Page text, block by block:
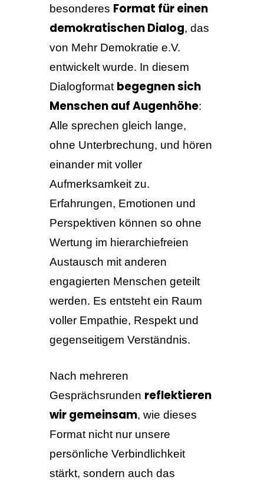
besonderes Format für einen
demokratischen Dialog, das
von Mehr Demokratie e.V.
entwickelt wurde. In diesem
Dialogformat begegnen sich
Menschen auf Augenhöhe:
Alle sprechen gleich lange,
ohne Unterbrechung, und hören
einander mit voller
Aufmerksamkeit zu.
Erfahrungen, Emotionen und
Perspektiven können so ohne
Wertung im hierarchiefreien
Austausch mit anderen
engagierten Menschen geteilt
werden. Es entsteht ein Raum
voller Empathie, Respekt und
gegenseitigem Verständnis.
Nach mehreren
Gesprächsrunden reflektieren
wir gemeinsam, wie dieses
Format nicht nur unsere
persönliche Verbindlichkeit
stärkt, sondern auch das